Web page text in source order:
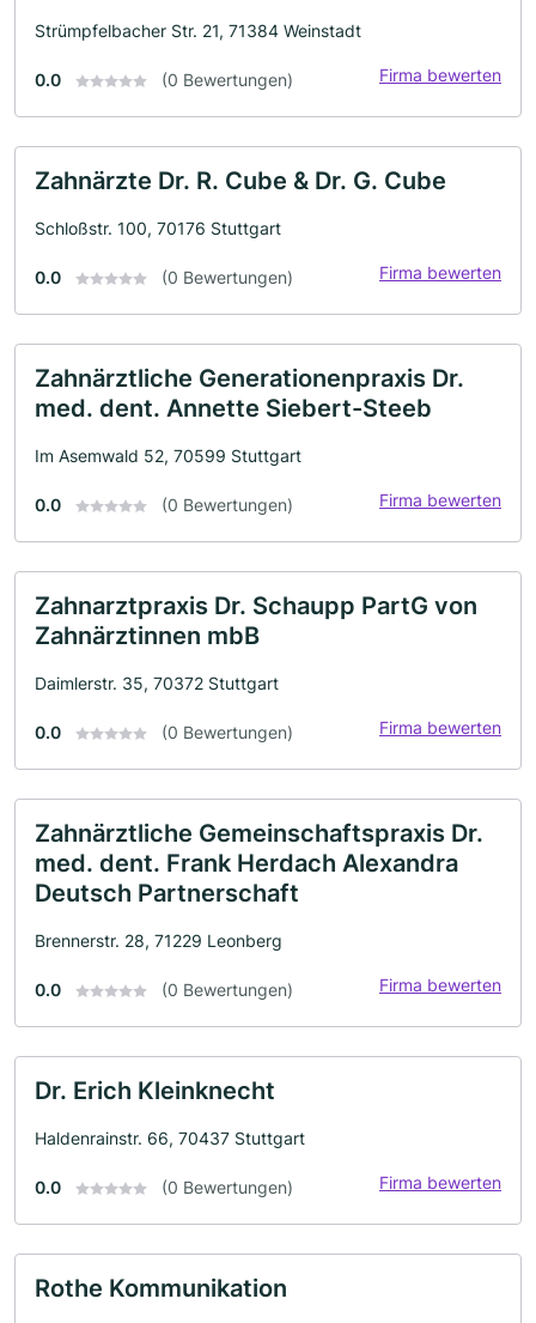
Strümpfelbacher Str. 21, 71384 Weinstadt
0.0 (0 Bewertungen) Firma bewerten
Zahnärzte Dr. R. Cube & Dr. G. Cube
Schloßstr. 100, 70176 Stuttgart
0.0 (0 Bewertungen) Firma bewerten
Zahnärztliche Generationenpraxis Dr.
med. dent. Annette Siebert-Steeb
Im Asemwald 52, 70599 Stuttgart
0.0 (0 Bewertungen) Firma bewerten
Zahnarztpraxis Dr. Schaupp PartG von
Zahnärztinnen mbB
Daimlerstr. 35, 70372 Stuttgart
0.0 (0 Bewertungen) Firma bewerten
Zahnärztliche Gemeinschaftspraxis Dr.
med. dent. Frank Herdach Alexandra
Deutsch Partnerschaft
Brennerstr. 28, 71229 Leonberg
0.0 (0 Bewertungen) Firma bewerten
Dr. Erich Kleinknecht
Haldenrainstr. 66, 70437 Stuttgart
0.0 (0 Bewertungen) Firma bewerten
Rothe Kommunikation